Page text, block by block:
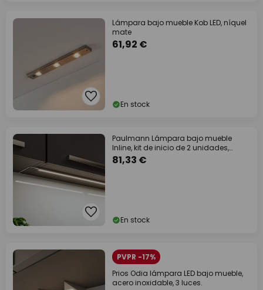
Lámpara bajo mueble Kob LED, níquel
mate
61,92 €
En stock
Paulmann Lámpara bajo mueble
Inline, kit de inicio de 2 unidades,
cromado, 55
81,33 €
En stock
PVPR -17%
Prios Odia lámpara LED bajo mueble,
acero inoxidable, 3 luces.